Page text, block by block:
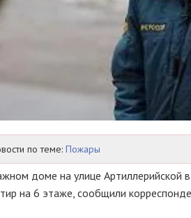
по теме: Пожары
доме на улице Артиллерийской
на 6 этаже, сообщили